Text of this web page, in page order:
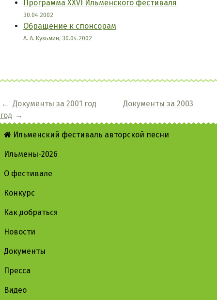
Программа XXVI Ильменского фестиваля
30.04.2002
Обращение к спонсорам
А. А. Кузьмин, 30.04.2002
← Документы за 2001 год
Документы за 2003
год →
Ильменский фестиваль авторской песни
Ильмены-2026
О фестивале
Конкурс
Как добраться
Новости
Документы
Пресса
Видео